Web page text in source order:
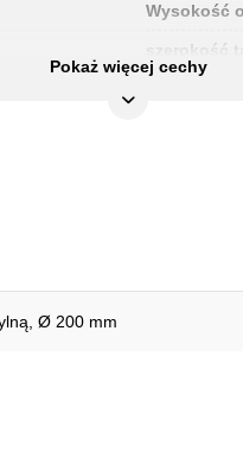
Wysokość
szerokość
Pokaż więcej cechy
Ø 200 mm